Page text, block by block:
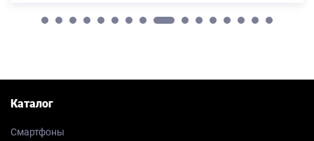
Каталог
Смартфоны